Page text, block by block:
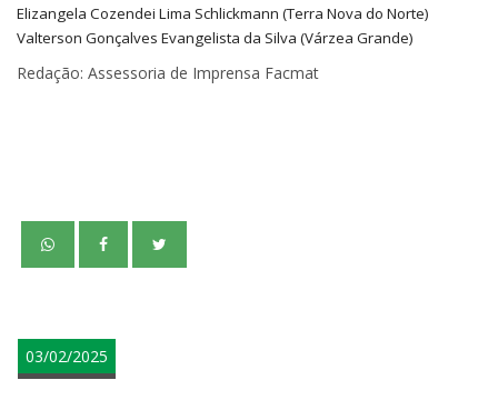
Elizangela Cozendei Lima Schlickmann (Terra Nova do Norte)
Valterson Gonçalves Evangelista da Silva (Várzea Grande)
Redação: Assessoria de Imprensa Facmat
03/02/2025